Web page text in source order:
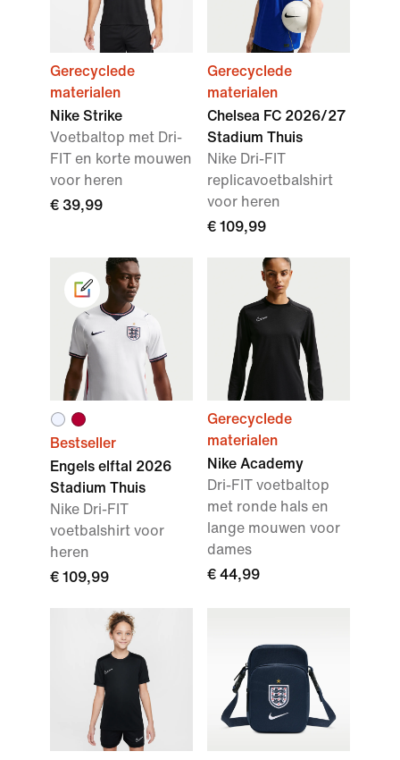
Gerecyclede
materialen
Nike Strike
Voetbaltop met Dri-
FIT en korte mouwen
voor heren
€ 39,99
Gerecyclede
materialen
Chelsea FC 2026/27
Stadium Thuis
Nike Dri-FIT
replicavoetbalshirt
voor heren
€ 109,99
Bestseller
Engels elftal 2026
Stadium Thuis
Nike Dri-FIT
voetbalshirt voor
heren
€ 109,99
Gerecyclede
materialen
Nike Academy
Dri-FIT voetbaltop
met ronde hals en
lange mouwen voor
dames
€ 44,99